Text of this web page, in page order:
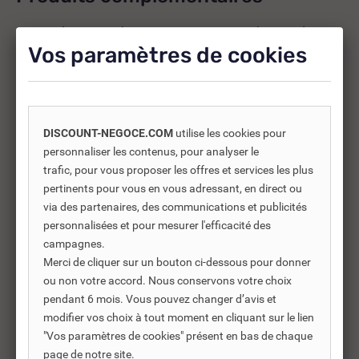
Les produits complémentaires sont généralement des
produits connexes ou associés. Ils vous permettent soit
d’améliorer l’utilisation soit répondre à des besoins
supplémentaires.
Vos paramètres de cookies
DISCOUNT-NEGOCE.COM utilise les cookies pour
personnaliser les contenus, pour analyser le
trafic, pour vous proposer les offres et services les plus
pertinents pour vous en vous adressant, en direct ou
via des partenaires, des communications et publicités
personnalisées et pour mesurer l'efficacité des
campagnes.
Merci de cliquer sur un bouton ci-dessous pour donner
ou non votre accord. Nous conservons votre choix
pendant 6 mois. Vous pouvez changer d’avis et
modifier vos choix à tout moment en cliquant sur le lien
"Vos paramètres de cookies" présent en bas de chaque
page de notre site.